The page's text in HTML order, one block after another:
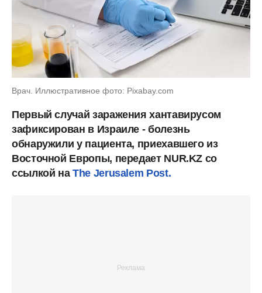
Врач. Иллюстративное фото: Pixabay.com
Первый случай заражения хантавирусом
зафиксирован в Израиле - болезнь
обнаружили у пациента, приехавшего из
Восточной Европы, передает NUR.KZ со
ссылкой наThe Jerusalem Post.